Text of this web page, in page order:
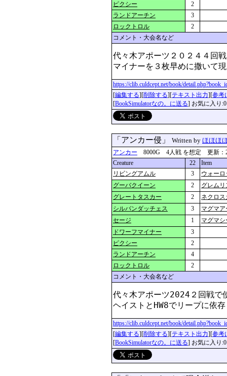
ピクシー
2
ランドアーチン
3
ロックトロル
2
コメント・大会名など
代々木アポーツ２０２４４回
マイナーを３枚早めに撒いて
https://clib.culdcept.net/book/
[編集する][削除する][テキスト出力][参考
[BookSimulatorなの。に送る] お気に入り:0
「アンカー侵」 Written by ほほほ
アンカー 8000G 4人戦 を想定 更新：
Creature
22
Item
リビングアムル
3
ウォー
グーバクイーン
2
グレム
グレートタスカー
2
ネクロ
シルバンダッチェス
3
マグマ
セージ
1
マグマ
ドワーフマイナー
3
ピクシー
2
ランドアーチン
4
ロックトロル
2
コメント・大会名など
代々木アポーツ2024２回戦で
ヘイストとHW8でリープに依
https://clib.culdcept.net/book/
[編集する][削除する][テキスト出力][参考
[BookSimulatorなの。に送る] お気に入り:0